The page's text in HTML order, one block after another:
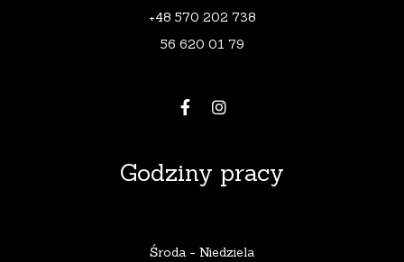
+48 570 202 738
56 620 01 79
Godziny pracy
Środa - Niedziela